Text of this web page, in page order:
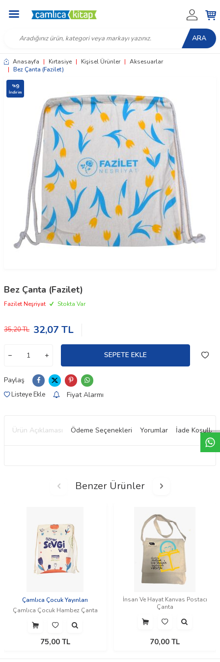
ARA
Anasayfa | Kırtasiye | Kişisel Ürünler | Aksesuarlar
| Bez Çanta (Fazilet)
%9
İndirim
Bez Çanta (Fazilet)
Fazilet Neşriyat Stokta Var
35,20TL 32,07 TL
SEPETE EKLE
Paylaş
Listeye Ekle Fiyat Alarmı
Ürün Açıklaması Ödeme Seçenekleri Yorumlar İade Koşulları
Benzer Ürünler
Çamlıca Çocuk Yayınları
Çamlıca Çocuk Hambez Çanta
75,00TL
İnsan Ve Hayat Kanvas Postacı
Çanta
70,00 TL